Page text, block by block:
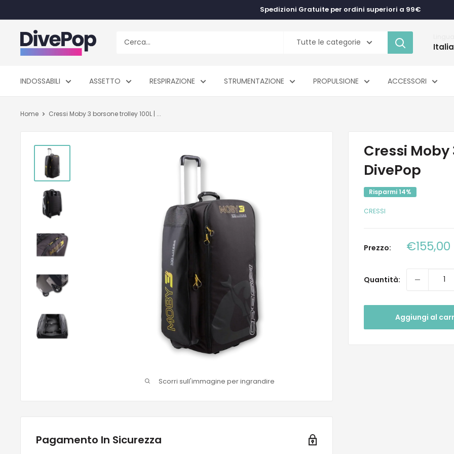
al
contenuto
Spedizioni Gratuite per ordini superiori a 99€
Dive
Pop
Tutte le categorie
INDOSSABILI ASSETTO RESPIRAZIONE STRUMENTAZIONE PROPULSIONE ACCESSORI
Home Cressi Moby 3 borsone trolley 100L | ...
Scorri sull'immagine per ingrandire
Cressi Moby
DivePop
Risparmi 14%
CRESSI
Prezzo: Prezzo
scontato
€155,00
Quantità:
Aggiungi al
Pagamento In Sicurezza